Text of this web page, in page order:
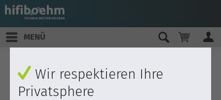
MENÜ
Wir respektieren Ihre
Privatsphere